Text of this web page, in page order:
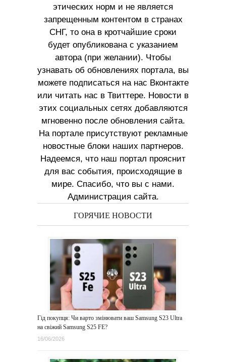
этических норм и не является
запрещенным контентом в странах
СНГ, то она в кротчайшие сроки
будет опубликована с указанием
автора (при желании). Чтобы
узнавать об обновлениях портала, вы
можете подписаться на нас Вконтакте
или читать нас в Твиттере. Новости в
этих социальных сетях добавляются
мгновенно после обновления сайта.
На портале присутствуют рекламные
новостные блоки наших партнеров.
Надеемся, что наш портал прояснит
для вас события, происходящие в
мире. Спасибо, что вы с нами.
Администрация сайта.
ГОРЯЧИЕ НОВОСТИ
Гід покупця: Чи варто змінювати ваш Samsung S23 Ultra
на свіжий Samsung S25 FE?
16/06/2026